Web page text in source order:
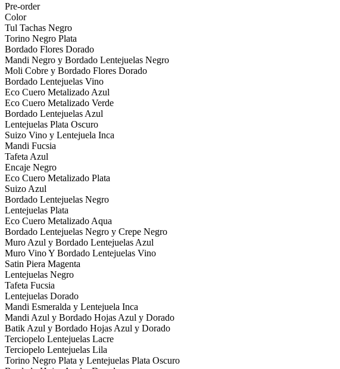
Pre-order
Color
Tul Tachas Negro
Torino Negro Plata
Bordado Flores Dorado
Mandi Negro y Bordado Lentejuelas Negro
Moli Cobre y Bordado Flores Dorado
Bordado Lentejuelas Vino
Eco Cuero Metalizado Azul
Eco Cuero Metalizado Verde
Bordado Lentejuelas Azul
Lentejuelas Plata Oscuro
Suizo Vino y Lentejuela Inca
Mandi Fucsia
Tafeta Azul
Encaje Negro
Eco Cuero Metalizado Plata
Suizo Azul
Bordado Lentejuelas Negro
Lentejuelas Plata
Eco Cuero Metalizado Aqua
Bordado Lentejuelas Negro y Crepe Negro
Muro Azul y Bordado Lentejuelas Azul
Muro Vino Y Bordado Lentejuelas Vino
Satin Piera Magenta
Lentejuelas Negro
Tafeta Fucsia
Lentejuelas Dorado
Mandi Esmeralda y Lentejuela Inca
Mandi Azul y Bordado Hojas Azul y Dorado
Batik Azul y Bordado Hojas Azul y Dorado
Terciopelo Lentejuelas Lacre
Terciopelo Lentejuelas Lila
Torino Negro Plata y Lentejuelas Plata Oscuro